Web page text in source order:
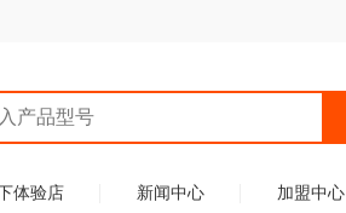
体验店 新闻中心 加盟中心